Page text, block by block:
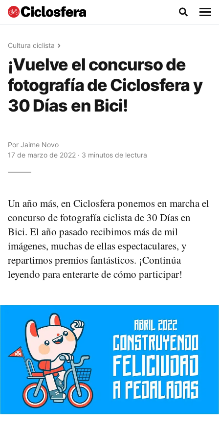
Cultura ciclista
¡Vuelve el concurso de
fotografía de Ciclosfera y
30 Días en Bici!
Por Jaime Novo
17 de marzo de 2022 · 3 minutos de lectura
Un año más, en Ciclosfera ponemos en marcha el
concurso de fotografía ciclista de 30 Días en
Bici. El año pasado recibimos más de mil
imágenes, muchas de ellas espectaculares, y
repartimos premios fantásticos. ¡Continúa
leyendo para enterarte de cómo participar!